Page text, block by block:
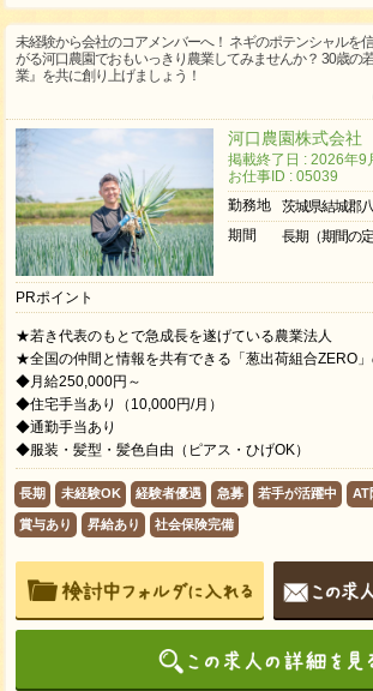
未経験から会社のコアメンバーへ！ ネギのポテンシャルを
がる河口農園でおもいっきり農業してみませんか？ 30歳の
業』を共に創り上げましょう！
河口農園株式会社
掲載終了日 : 2026年9
お仕事ID : 05039
勤務地
茨城県結城郡
期間
長期（期間の
PRポイント
★若き代表のもとで急成長を遂げている農業法人
★全国の仲間と情報を共有できる「葱出荷組合ZERO
◆月給250,000円～
◆住宅手当あり（10,000円/月）
◆通勤手当あり
◆服装・髪型・髪色自由（ピアス・ひげOK）
長期 未経験OK 経験者優遇 急募 若手が活躍中 AT
賞与あり 昇給あり 社会保険完備